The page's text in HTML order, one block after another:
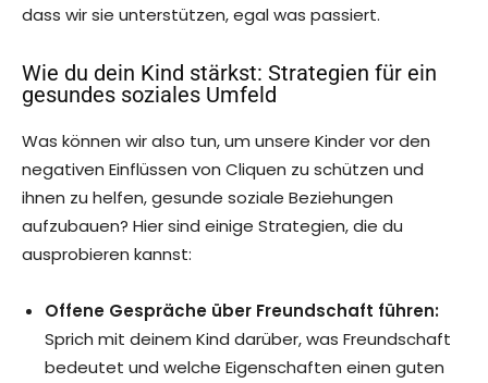
dass wir sie unterstützen, egal was passiert.
Wie du dein Kind stärkst: Strategien für ein
gesundes soziales Umfeld
Was können wir also tun, um unsere Kinder vor den
negativen Einflüssen von Cliquen zu schützen und
ihnen zu helfen, gesunde soziale Beziehungen
aufzubauen? Hier sind einige Strategien, die du
ausprobieren kannst:
Offene Gespräche über Freundschaft führen:
Sprich mit deinem Kind darüber, was Freundschaft
bedeutet und welche Eigenschaften einen guten